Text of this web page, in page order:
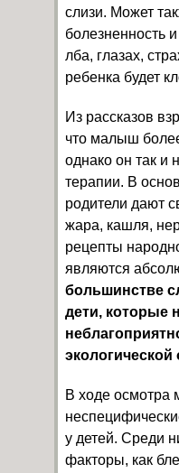
слизи. Может
болезненность
лба, глазах,
ребенка будет
Из рассказов
что малыш
однако он так и
терапии. В
родители дают
жара, кашля,
рецепты
являются
большинстве
дети, которые
экологической
В ходе осмотра
у детей. Среди
факторы, как